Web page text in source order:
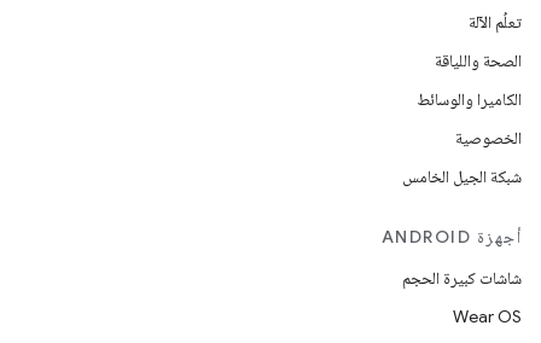
تعلُم الآلة
الصحة واللياقة
الكاميرا والوسائط
الخصوصية
شبكة الجيل الخامس
أجهزة ANDROID
شاشات كبيرة الحجم
Wear OS